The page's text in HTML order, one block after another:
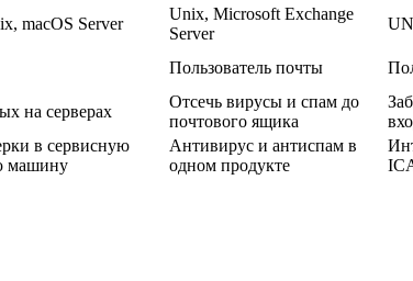
macOS Server
Unix, Microsoft Exchange
Server
Пользователь почты
на серверах
Отсечь вирусы и спам до
почтового ящика
в сервисную
машину
Антивирус и антиспам в
одном продукте